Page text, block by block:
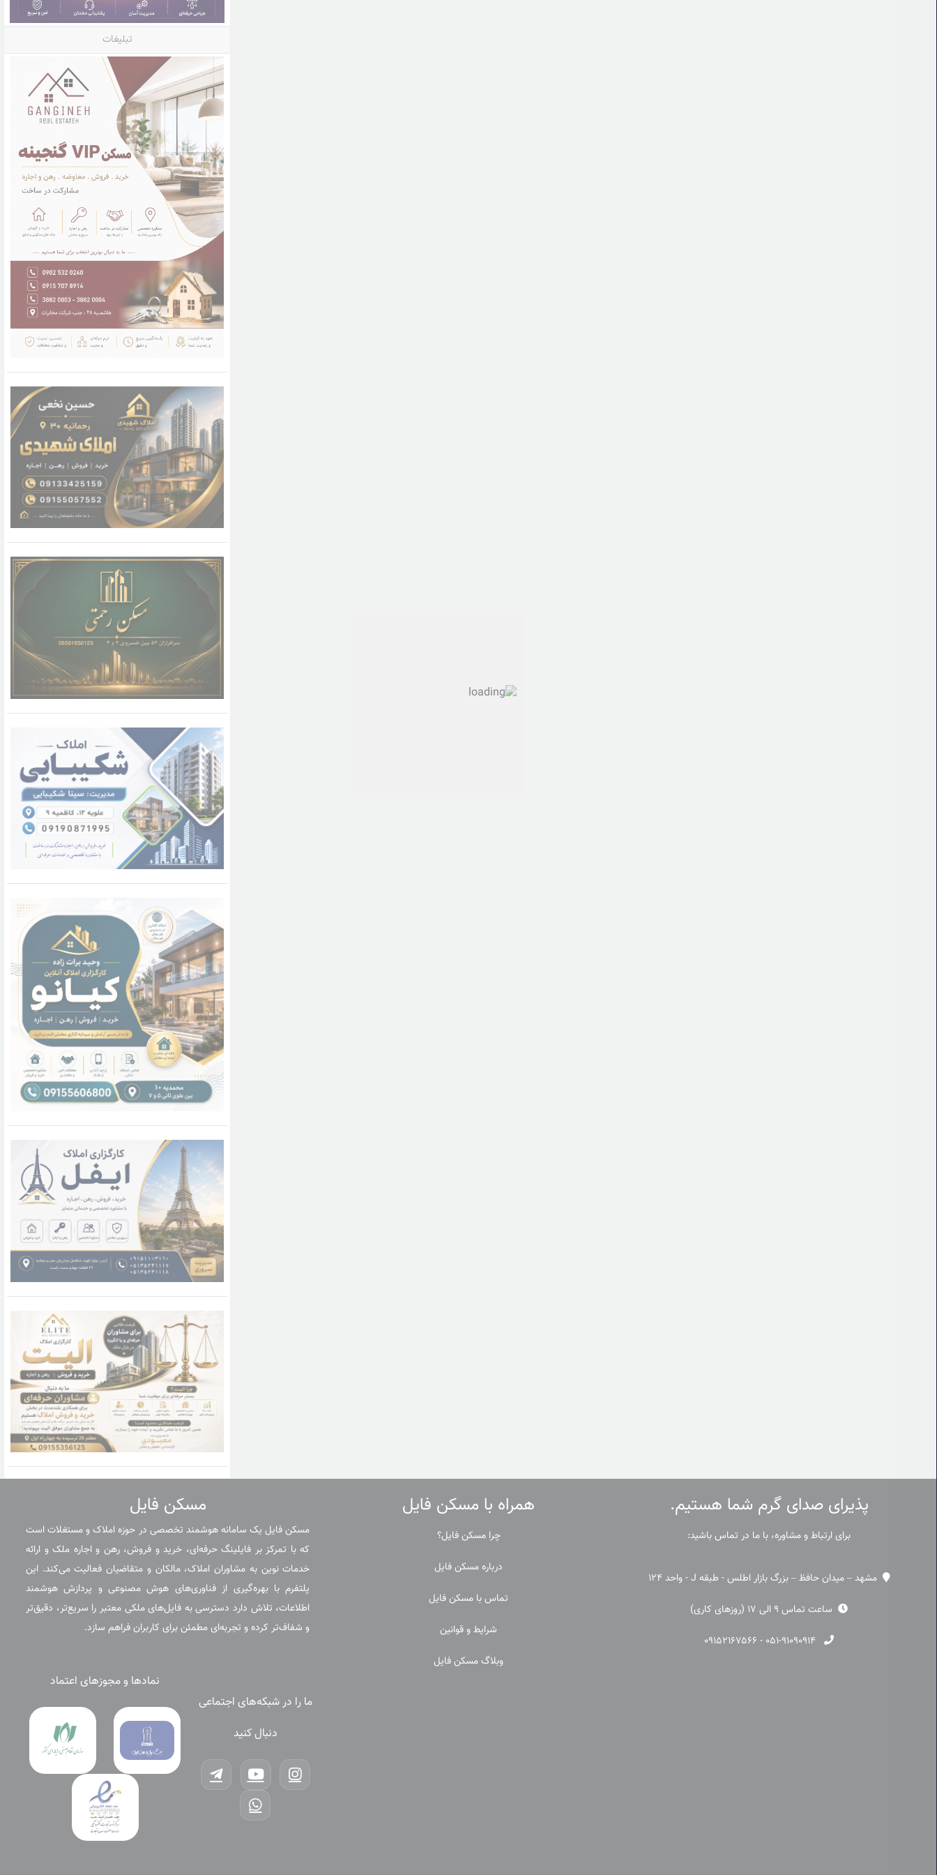
تبلیغات
پذیرای صدای گرم شما هستیم.
برای ارتباط و مشاوره، با ما در تماس باشید:
مشهد – میدان حافظ – بزرگ بازار اطلس - طبقه J - واحد 124
ساعت تماس 9 الی 17 (روزهای کاری)
۰۵۱-۹۱۰۹۰۹۱۴ - ۰۹۱۵۲۱۶۷۵۶۶
همراه با مسکن فایل
چرا مسکن فایل؟
درباره مسکن فایل
تماس با مسکن فایل
شرایط و قوانین
وبلاگ مسکن فایل
مسکن فایل
مسکن فایل یک سامانه هوشمند تخصصی در حوزه املاک و مستغلات است
که با تمرکز بر فایلینگ حرفه‌ای، خرید و فروش، رهن و اجاره ملک و ارائه
خدمات نوین به مشاوران املاک، مالکان و متقاضیان فعالیت می‌کند. این
پلتفرم با بهره‌گیری از فناوری‌های هوش مصنوعی و پردازش هوشمند
اطلاعات، تلاش دارد دسترسی به فایل‌های ملکی معتبر را سریع‌تر، دقیق‌تر
و شفاف‌تر کرده و تجربه‌ای مطمئن برای کاربران فراهم سازد.
ما را در شبکه‌های اجتماعی
دنبال کنید
نمادها و مجوزهای اعتماد